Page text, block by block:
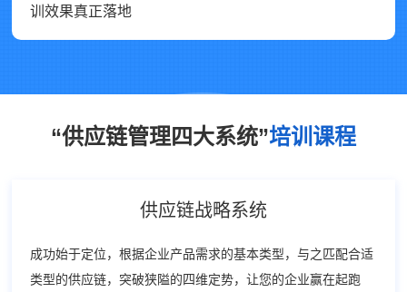
训效果真正落地
“供应链管理四大系统”培训课程
供应链战略系统
成功始于定位，根据企业产品需求的基本类型，与之匹配合适
类型的供应链，突破狭隘的四维定势，让您的企业赢在起跑